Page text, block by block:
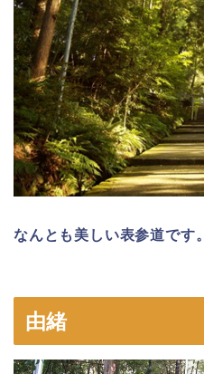
なんとも美しい表参道です。
由緒